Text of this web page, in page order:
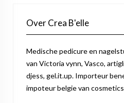
Over Crea B'elle
Medische pedicure en
van Victoria vynn, Vasco,
djess, gel.it.up. Importeur
impoteur belgie van